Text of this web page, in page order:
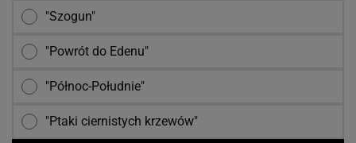
"Szogun"
"Powrót do Edenu"
"Północ-Południe"
"Ptaki ciernistych krzewów"